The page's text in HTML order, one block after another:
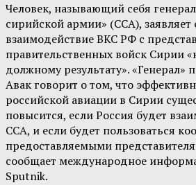
Человек, называющий себя
сирийской армии» (ССА), заявляет
взаимодействие ВКС РФ с
правительственных войск Сирии
должному результату». «Генерал»
Авак говорит о том, что
российской авиации в Сирии
повысится, если Россия будет
ССА, и если будет пользоваться
предоставляемыми
сообщает международное
Sputnik.